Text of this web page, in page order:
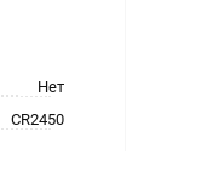
Нет
CR2450